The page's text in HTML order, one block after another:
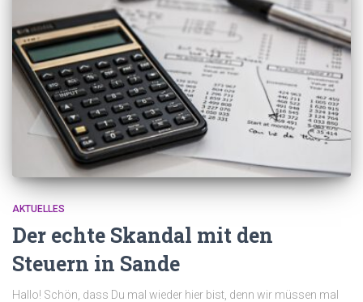
AKTUELLES
Der echte Skandal mit den
Steuern in Sande
Hallo! Schön, dass Du mal wieder hier bist, denn wir müssen mal